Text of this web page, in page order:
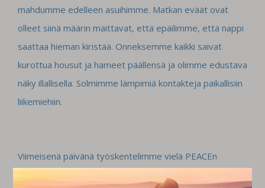
mahdumme edelleen asuihimme. Matkan eväät ovat
olleet siinä määrin maittavat, että epäilimme, että nappi
saattaa hieman kiristää. Onneksemme kaikki saivat
kurottua housut ja hameet päällensä ja olimme edustava
näky illallisella. Solmimme lämpimiä kontakteja paikallisiin
liikemiehiin.
Viimeisenä päivänä työskentelimme vielä PEACEn
henkilökunnan kanssa.